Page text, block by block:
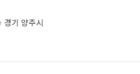
경기 양주시